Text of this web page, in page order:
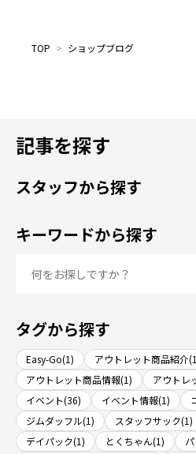
TOP > ショップブログ
記事を探す
スタッフから探す
キーワードから探す
タグから探す
Easy-Go(1)
アウトレット商品紹介
アウトレット商品情報(1)
アウトレ
イベント(36)
イベント情報(1)
ジムダッフル(1)
スタッフサック(1)
デイパック(1)
とくちゃん(1)